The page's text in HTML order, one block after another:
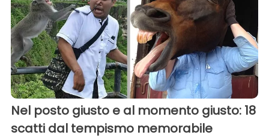
Nel posto giusto e al momento giusto: 18
scatti dal tempismo memorabile